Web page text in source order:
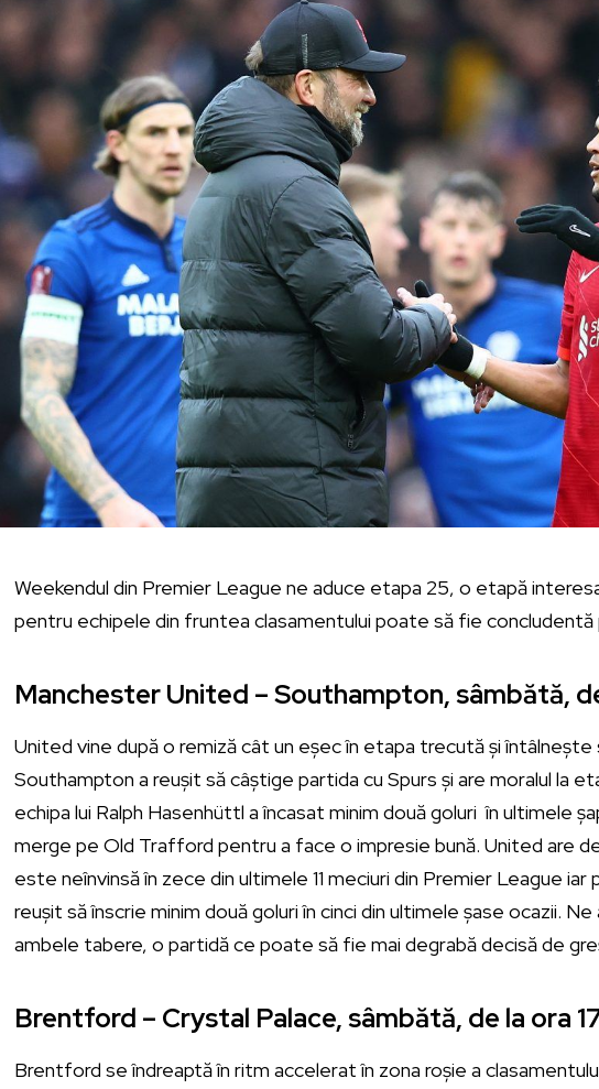
Weekendul din Premier League ne aduce etapa 25, o etapă
pentru echipele din fruntea clasamentului poate să fie
Manchester United – Southampton, sâmbătă,
United vine după o remiză cât un eșec în etapa trecută și întâlnește
Southampton a reușit să câștige partida cu Spurs și are moralul la
echipa lui Ralph Hasenhüttl a încasat minim două goluri în ultimele
merge pe Old Trafford pentru a face o impresie bună. United are
este neînvinsă în zece din ultimele 11 meciuri din Premier League
reușit să înscrie minim două goluri în cinci din ultimele șase ocazii.
ambele tabere, o partidă ce poate să fie mai degrabă decisă de
Brentford – Crystal Palace, sâmbătă, de la ora
Brentford se îndreaptă în ritm accelerat în zona roșie a